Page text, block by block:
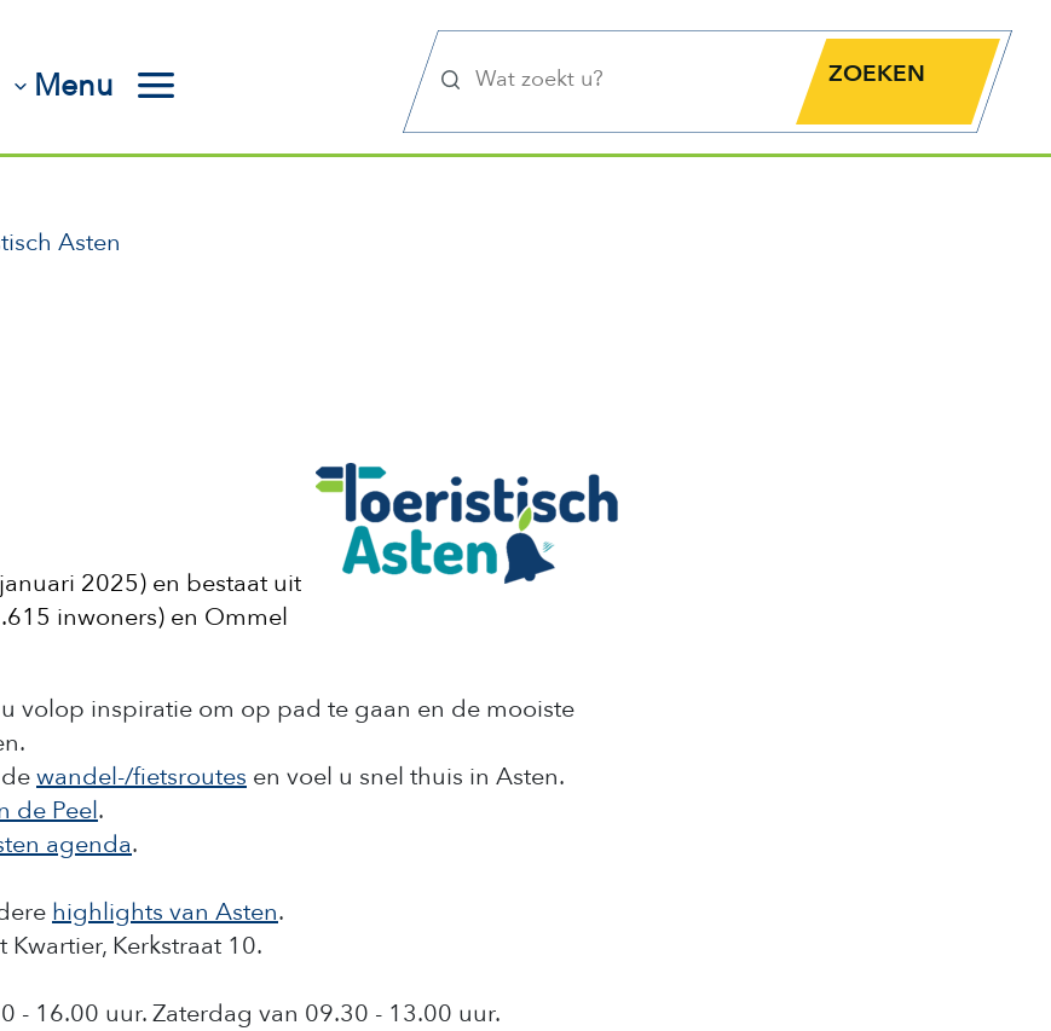
Menu
Zoekknop
Asten
2025) en bestaat uit
inwoners) en Ommel
volop inspiratie om op pad te gaan en de mooiste
wandel-/fietsroutes en voel u snel thuis in Asten.
de Peel.
agenda.
highlights van Asten.
Kerkstraat 10.
16.00 uur. Zaterdag van 09.30 - 13.00 uur.